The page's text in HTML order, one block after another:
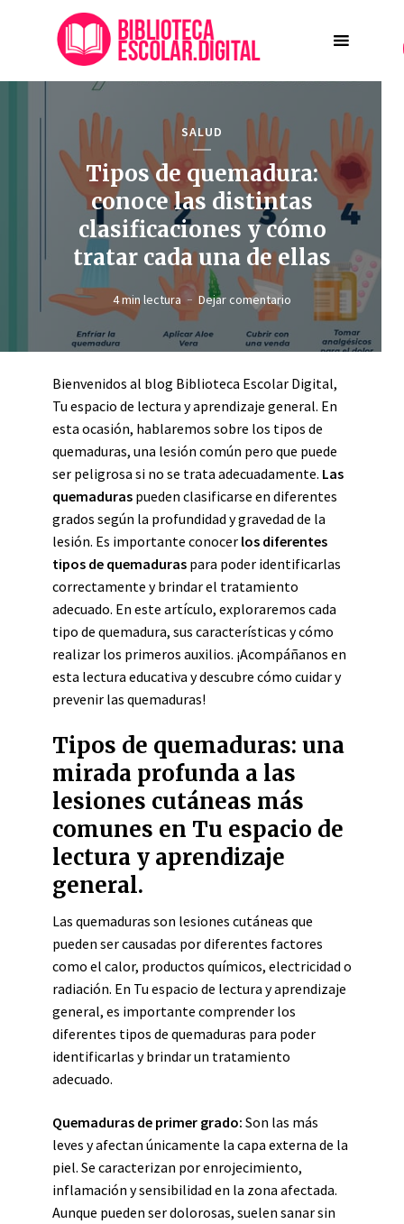
SALUD
Tipos de quemadura:
conoce las distintas
clasificaciones y cómo
tratar cada una de ellas
4 min lectura Dejar comentario
Bienvenidos al blog Biblioteca Escolar Digital,
Tu espacio de lectura y aprendizaje general. En
esta ocasión, hablaremos sobre los tipos de
quemaduras, una lesión común pero que puede
ser peligrosa si no se trata adecuadamente. Las
quemaduras pueden clasificarse en diferentes
grados según la profundidad y gravedad de la
lesión. Es importante conocer los diferentes
tipos de quemaduras para poder identificarlas
correctamente y brindar el tratamiento
adecuado. En este artículo, exploraremos cada
tipo de quemadura, sus características y cómo
realizar los primeros auxilios. ¡Acompáñanos en
esta lectura educativa y descubre cómo cuidar y
prevenir las quemaduras!
Tipos de quemaduras: una
mirada profunda a las
lesiones cutáneas más
comunes en Tu espacio de
lectura y aprendizaje
general.
Las quemaduras son lesiones cutáneas que
pueden ser causadas por diferentes factores
como el calor, productos químicos, electricidad o
radiación. En Tu espacio de lectura y aprendizaje
general, es importante comprender los
diferentes tipos de quemaduras para poder
identificarlas y brindar un tratamiento
adecuado.
Quemaduras de primer grado: Son las más
leves y afectan únicamente la capa externa de la
piel. Se caracterizan por enrojecimiento,
inflamación y sensibilidad en la zona afectada.
Aunque pueden ser dolorosas, suelen sanar sin